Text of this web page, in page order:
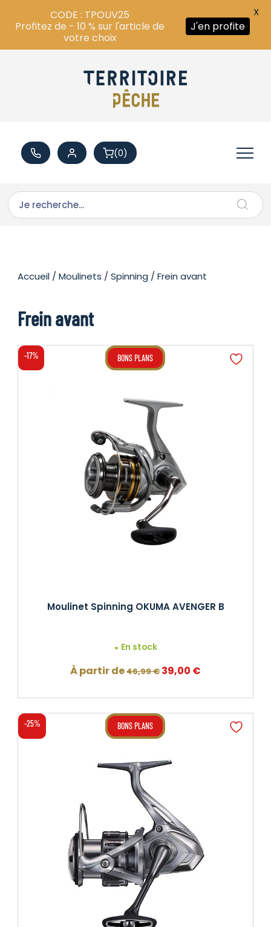
(0)
Accueil /Moulinets /Spinning / Frein avant
Frein avant
-17% BONS PLANS
Moulinet Spinning OKUMA AVENGER B
En stock
À partir de46,99€ Le
initial
était :
46,99 €.
39,00 €
actuel
est :
39,00 €.
-25% BONS PLANS
CODE : TPOUV25
Profitez de - 10 % sur l'article de
votre choix
J'en profite
X